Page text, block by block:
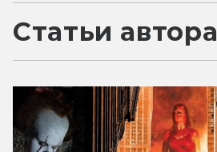
Статьи автора